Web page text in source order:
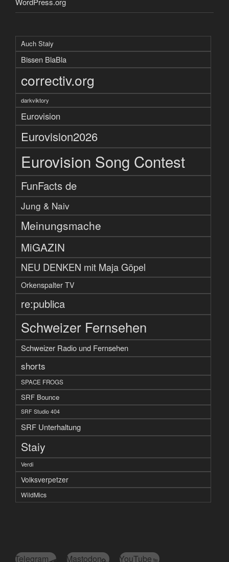
Auch Staiy
Bissen BlaBla
correctiv.org
darkviktory
Eurovision
Eurovision2026
Eurovision Song Contest
FunFacts de
Jung & Naiv
Meinungsmache
MiGAZIN
NEU DENKEN mit Maja Göpel
Orkenspalter TV
re:publica
Schweizer Fernsehen
Schweizer Radio und Fernsehen
shorts
SPACE FROGS
SRF Bounce
SRF Studio 404
SRF Unterhaltung
Staiy
Verdi
Volksverpetzer
WildMics
Telegram Mastodon YouTube